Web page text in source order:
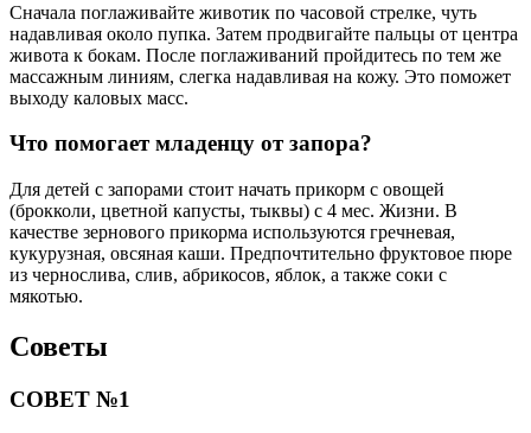
Сначала поглаживайте животик по часовой стрелке, чуть
надавливая около пупка. Затем продвигайте пальцы от центра
живота к бокам. После поглаживаний пройдитесь по тем же
массажным линиям, слегка надавливая на кожу. Это поможет
выходу каловых масс.
Что помогает младенцу от запора?
Для детей с запорами стоит начать прикорм с овощей
(брокколи, цветной капусты, тыквы) с 4 мес. Жизни. В
качестве зернового прикорма используются гречневая,
кукурузная, овсяная каши. Предпочтительно фруктовое пюре
из чернослива, слив, абрикосов, яблок, а также соки с
мякотью.
Советы
СОВЕТ №1